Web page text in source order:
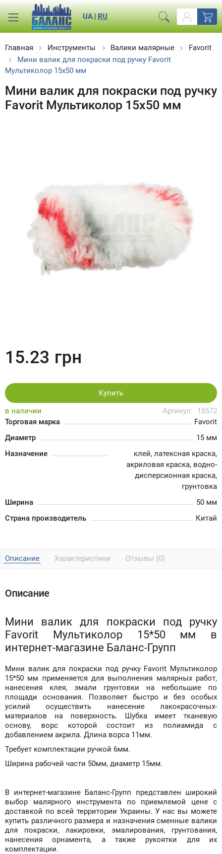
RU
|
UA
Главная Инструменты Валики малярные
Favorit
Мини валик для покраски под ручку Favorit
Мультиколор 15х50 мм
Мини валик для покраски под ручку
Favorit Мультиколор 15х50 мм
в наличии Артикул:
15572
Торговая марка
Favorit
Диаметр
15 мм
Назначение
клей, латексная краска,
акриловая краска, водно-
дисперсионная краска,
грунтовка
Ширина
50 мм
Страна производитель
Китай
15.23 грн
Купить
Описание Характеристики Отзывы (0)
Описание
Мини валик для покраски под ручку
Favorit Мультиколор 15*50 мм в
интернет-магазине Баланс-Групп
Мини валик для покраски под ручку Favorit Мультиколор
15*50 мм применяется для выполнения малярных работ,
нанесения клея, эмали грунтовки на небольшие по
площади основания. Позволяет быстро и без особых
усилий осуществить нанесение лакокрасочных-
материалов на поверхность. Шубка имеет тканевую
основу, ворс которой состоит из полиамида с
добавлением акрила. Длина ворса 11мм.
Требует комплектации ручкой 6мм.
Ширина рабочей части 50мм, диаметр 15мм.
В интернет-магазине Баланс-Групп представлен широкий
выбор малярного инструмента по приемлемой цене с
доставкой по всей территории Украины. У нас вы можете
купить различного размера и назначения сменные валики
для покраски, лакировки, эмалирования, грунтования,
нанесения орнамента, а также рукоятки для их
комплектации.